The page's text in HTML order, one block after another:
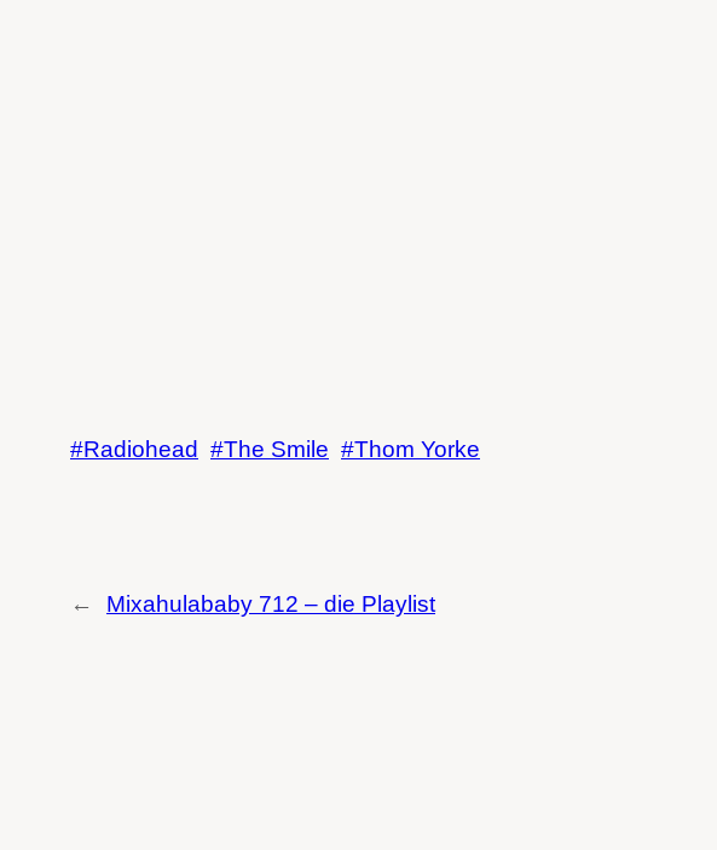
Radiohead The Smile Thom Yorke
← Mixahulababy 712 – die Playlist